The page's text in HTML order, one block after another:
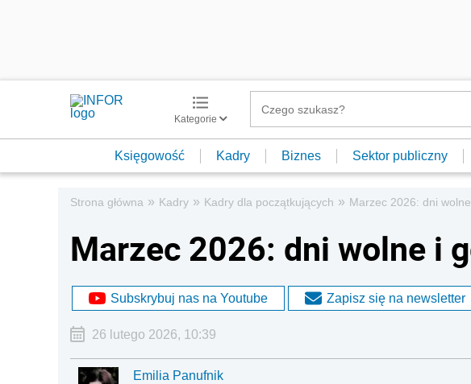
Kategorie
Księgowość Kadry Biznes Sektor publiczny
Strona główna » Kadry » Kadry dla początkujących » Marzec 2026: dni
Marzec 2026: dni wolne i
Subskrybuj nas na Youtube Zapisz się na newsletter
26 lutego 2026, 10:39
Emilia Panufnik